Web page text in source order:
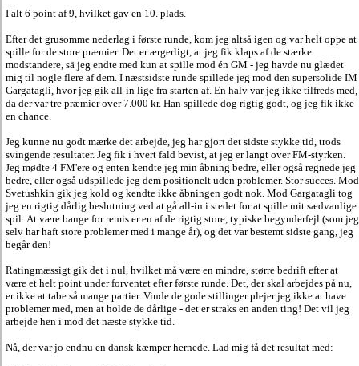
I alt 6 point af 9, hvilket gav en 10. plads.
Efter det grusomme nederlag i første runde, kom jeg altså igen og var helt oppe at
spille for de store præmier. Det er ærgerligt, at jeg fik klaps af de stærke
modstandere, sä jeg endte med kun at spille mod én GM - jeg havde nu glædet
mig til nogle flere af dem. I næstsidste runde spillede jeg mod den supersolide IM
Gargatagli, hvor jeg gik all-in lige fra starten af. En halv var jeg ikke tilfreds med,
da der var tre præmier over 7.000 kr. Han spillede dog rigtig godt, og jeg fik ikke
en chance.
Jeg kunne nu godt mærke det arbejde, jeg har gjort det sidste stykke tid, trods
svingende resultater. Jeg fik i hvert fald bevist, at jeg er langt over FM-styrken.
Jeg mødte 4 FM'ere og enten kendte jeg min åbning bedre, eller også regnede jeg
bedre, eller også udspillede jeg dem positionelt uden problemer. Stor succes. Mod
Svetushkin gik jeg kold og kendte ikke åbningen godt nok. Mod Gargatagli tog
jeg en rigtig dårlig beslutning ved at gå all-in i stedet for at spille mit sædvanlige
spil. At være bange for remis er en af de rigtig store, typiske begynderfejl (som jeg
selv har haft store problemer med i mange år), og det var bestemt sidste gang, jeg
begår den!
Ratingmæssigt gik det i nul, hvilket må være en mindre, større bedrift efter at
være et helt point under forventet efter første runde. Det, der skal arbejdes på nu,
er ikke at tabe så mange partier. Vinde de gode stillinger plejer jeg ikke at have
problemer med, men at holde de dårlige - det er straks en anden ting! Det vil jeg
arbejde hen i mod det næste stykke tid.
Nå, der var jo endnu en dansk kæmper hernede. Lad mig få det resultat med: